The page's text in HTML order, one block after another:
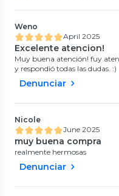
Weno
April 2025
Excelente atencion!
Muy buena atención! fuy
y respondió todas las dudas. :)
Denunciar
Nicole
June 2025
muy buena compra
realmente hermosas
Denunciar